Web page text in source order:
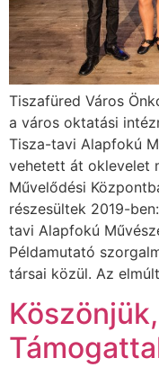
Tiszafüred Város
a város oktatási
Tisza-tavi Alapfokú
vehetett át oklevelet
Művelődési
részesültek 2019-
tavi Alapfokú
Példamutató
társai közül. Az